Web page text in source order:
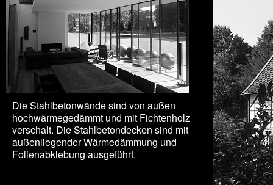
Die Stahlbetonwände sind von außen
hochwärmegedämmt und mit Fichtenholz
verschalt. Die Stahlbetondecken sind mit
außenliegender Wärmedämmung und
Folienabklebung ausgeführt.